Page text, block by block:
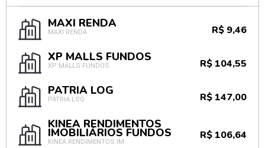
MAXI RENDA
MAXI RENDA R$ 9,46
XP MALLS FUNDOS
XP MALLS FUNDOS R$ 104,55
PÁTRIA LOG
PÁTRIA LOG R$ 147,00
KINEA RENDIMENTOS
IMOBILIÁRIOS FUNDOS
KINEA RENDIMENTOS IM
R$ 106,64